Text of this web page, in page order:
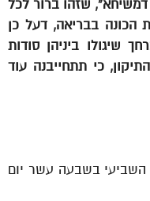
שזהו ברור לכל
הכונה בבריאה, דעל כן
שיגולו ביניהן סודות
כי תתחייבנה עוד
השביעי בשבעה עשר יום